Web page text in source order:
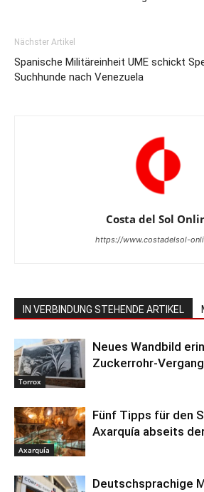
Nächster Artikel
Spanische Militäreinheit UME schickt
Suchhunde nach Venezuela
Costa del Sol
https://www.costadelsol-
IN VERBINDUNG STEHENDE ARTIKEL
Torrox
Neues Wandbild
Zuckerrohr-
Axarquía
Fünf Tipps für den
Axarquía abseits
Deutschsprachige